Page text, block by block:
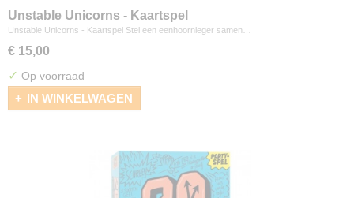
Unstable Unicorns - Kaartspel
Unstable Unicorns - Kaartspel Stel een eenhoornleger samen…
€ 15,00
✓ Op voorraad
IN WINKELWAGEN